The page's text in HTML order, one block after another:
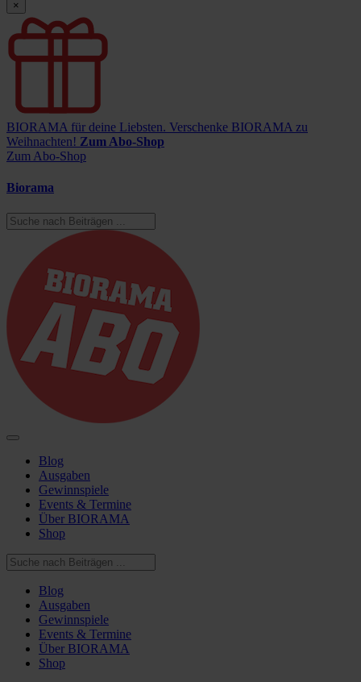
×
BIORAMA für deine Liebsten. Verschenke BIORAMA zu
Weihnachten! Zum Abo-Shop
Zum Abo-Shop
Biorama
Blog
Ausgaben
Gewinnspiele
Events & Termine
Über BIORAMA
Shop
Blog
Ausgaben
Gewinnspiele
Events & Termine
Über BIORAMA
Shop